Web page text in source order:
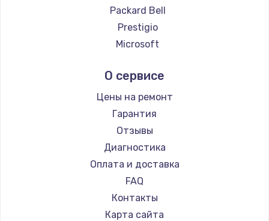
Ремонт ноутбуков Evga
Ремонт ноутбуков Google
Ремонт ноутбуков Echips
Ремонт ноутбуков Predator
Ремонт ноутбуков iru
Ремонт ноутбуков Machenike
Ремонт ноутбуков DEXP
Ремонт ноутбуков Teclast
Ремонт ноутбуков CHUWI
Ремонт ноутбуков Colorful
Packard Bell
Prestigio
Microsoft
Aquarius
Gigabyte
Aorus
Maibenben
Getac
Epson
Philips
LG
Panasonic
О сервисе
Цены на ремонт
Гарантия
Отзывы
Диагностика
Оплата и доставка
FAQ
Контакты
Карта сайта